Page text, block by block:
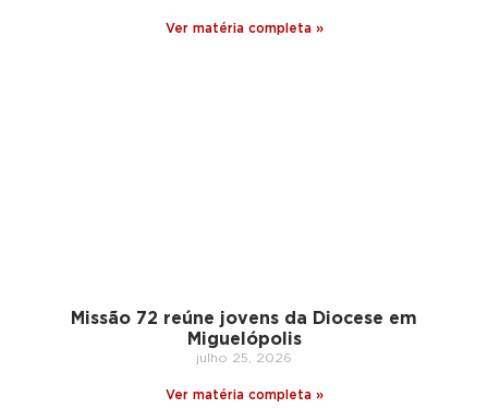
Ver matéria completa »
Missão 72 reúne jovens da Diocese em
Miguelópolis
julho 25, 2026
Ver matéria completa »